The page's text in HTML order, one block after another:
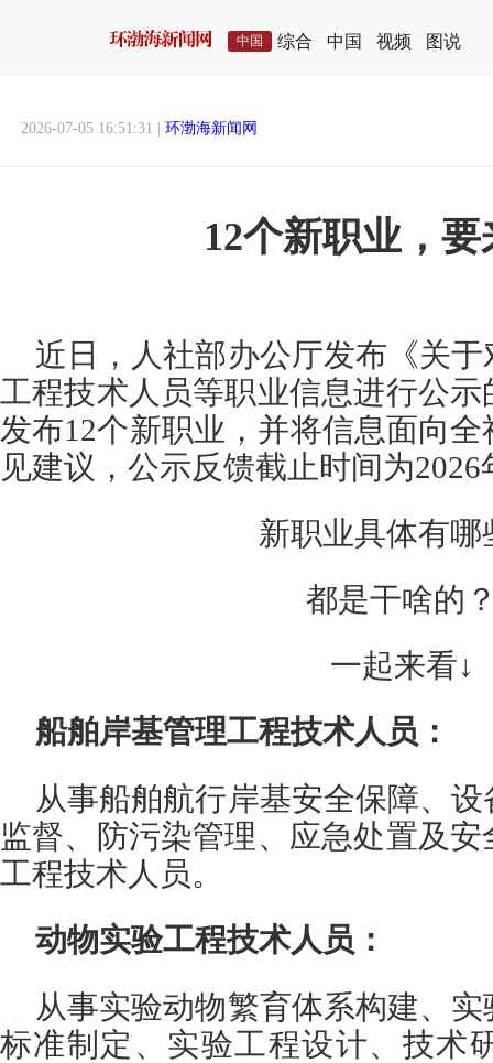
中国 综合 中国 视频 图说
2026-07-05 16:51:31 | 环渤海新闻网
12个新职业，
近日，人社部办公厅发布《关
工程技术人员等职业信息进行公
发布12个新职业，并将信息面向
见建议，公示反馈截止时间为2026
新职业具体有哪
都是干啥的
一起来看↓
船舶岸基管理工程技术人员：
从事船舶航行岸基安全保障、
监督、防污染管理、应急处置及
工程技术人员。
动物实验工程技术人员：
从事实验动物繁育体系构建、
标准制定、实验工程设计、技术